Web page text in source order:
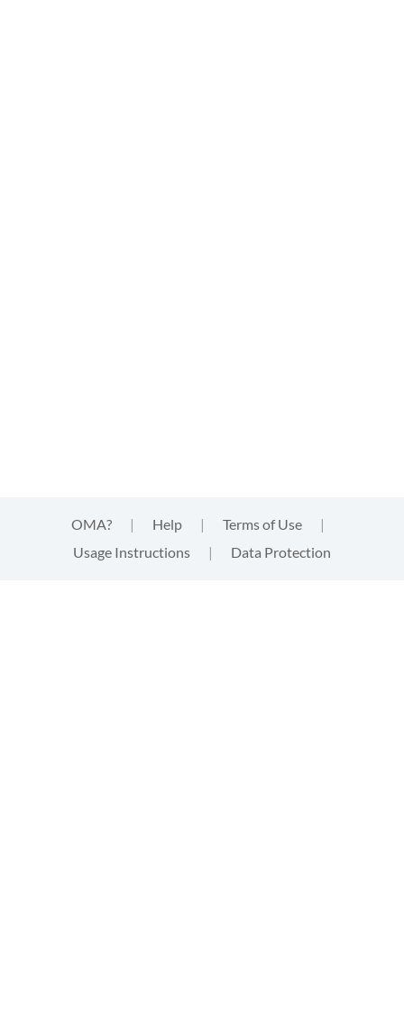
OMA? | Help | Terms of Use
|
Usage Instructions
| Data Protection